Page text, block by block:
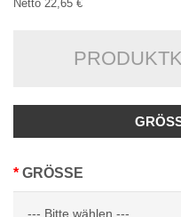
Netto 22,65 €
GRÖSSE